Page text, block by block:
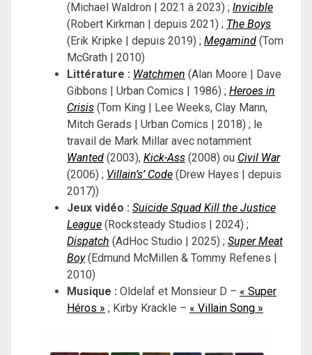
(Michael Waldron | 2021 à 2023) ; Invicible
(Robert Kirkman | depuis 2021) ; The Boys
(Erik Kripke | depuis 2019) ; Megamind (Tom
McGrath | 2010)
Littérature : Watchmen (Alan Moore | Dave
Gibbons | Urban Comics | 1986) ; Heroes in
Crisis (Tom King | Lee Weeks, Clay Mann,
Mitch Gerads | Urban Comics | 2018) ; le
travail de Mark Millar avec notamment
Wanted (2003), Kick-Ass (2008) ou Civil War
(2006) ; Villain’s’ Code (Drew Hayes | depuis
2017))
Jeux vidéo : Suicide Squad Kill the Justice
League (Rocksteady Studios | 2024) ;
Dispatch (AdHoc Studio | 2025) ; Super Meat
Boy(Edmund McMillen & Tommy Refenes |
2010)
Musique : Oldelaf et Monsieur D – « Super
Héros » ; Kirby Krackle – « Villain Song »